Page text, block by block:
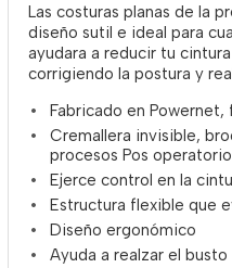
Las costuras planas de la
diseño sutil e ideal para
ayudara a reducir tu
corrigiendo la postura y
Fabricado en Powernet,
Cremallera invisible,
procesos Pos
Ejerce control en la
Estructura flexible que
Diseño ergonómico
Ayuda a realzar el busto